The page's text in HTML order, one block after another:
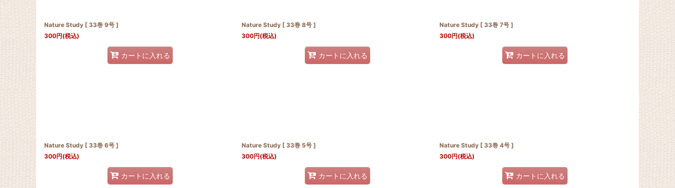
Nature Study [ 33巻 9号 ]
300円(税込)
カートに入れる
Nature Study [ 33巻 8号 ]
300円(税込)
カートに入れる
Nature Study [ 33巻 7号 ]
300円(税込)
カートに入れる
Nature Study [ 33巻 6号 ]
300円(税込)
カートに入れる
Nature Study [ 33巻 5号 ]
300円(税込)
カートに入れる
Nature Study [ 33巻 4号 ]
300円(税込)
カートに入れる